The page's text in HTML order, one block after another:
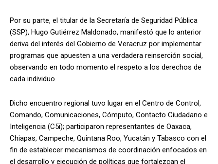
Por su parte, el titular de la Secretaría de Seguridad Pública
(SSP), Hugo Gutiérrez Maldonado, manifestó que lo anterior
deriva del interés del Gobierno de Veracruz por implementar
programas que apuesten a una verdadera reinserción social,
observando en todo momento el respeto a los derechos de
cada individuo.
Dicho encuentro regional tuvo lugar en el Centro de Control,
Comando, Comunicaciones, Cómputo, Contacto Ciudadano e
Inteligencia (C5i); participaron representantes de Oaxaca,
Chiapas, Campeche, Quintana Roo, Yucatán y Tabasco con el
fin de establecer mecanismos de coordinación enfocados en
el desarrollo y ejecución de políticas que fortalezcan el